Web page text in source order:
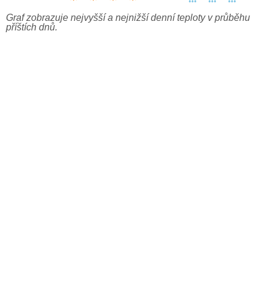
Graf zobrazuje nejvyšší a nejnižší denní teploty v průběhu
příštích dnů.